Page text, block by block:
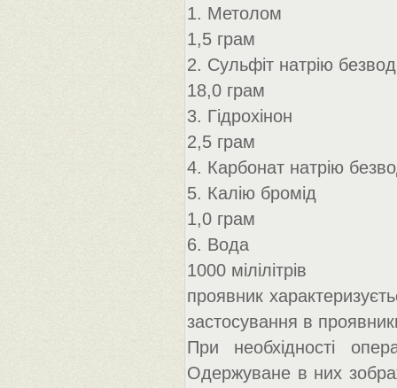
1. Метолом
1,5 грам
2. Сульфіт натрію
18,0 грам
3. Гідрохінон
2,5 грам
4. Карбонат натрію
5. Калію бромід
1,0 грам
6. Вода
1000 мілілітрів
проявник
застосування в
При необхідності
Одержуване в них